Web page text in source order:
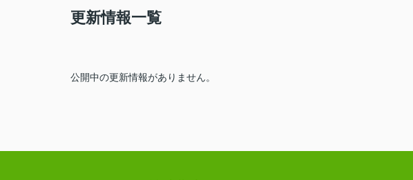
更新情報一覧
公開中の更新情報がありません。